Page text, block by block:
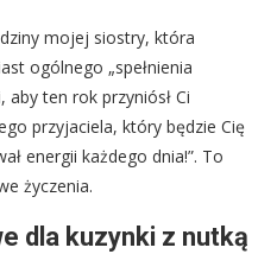
mojej siostry, która
ogólnego „spełnienia
aby ten rok przyniósł Ci
przyjaciela, który będzie Cię
energii każdego dnia!”. To
życzenia.
dla kuzynki z nutką